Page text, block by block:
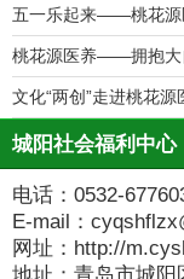
五一乐起来——桃花源
桃花源医养——拥抱大
文化“两创”走进桃花
城阳社会福利中心
电话：0532-
E-mail：
网址：http://
地址：青岛市城阳